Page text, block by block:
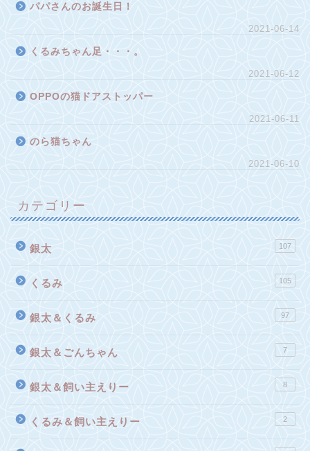
パパさんのお誕生日！
2021-06-14
くるみちゃん足・・・。
2021-06-12
OPPOの猫ドアストッパー
2021-06-11
のら猫ちゃん
2021-06-10
カテゴリー
銀太 107
くるみ 105
銀太＆くるみ 97
銀太＆ごんちゃん 7
銀太＆飼い主えりー 8
くるみ＆飼い主えりー 2